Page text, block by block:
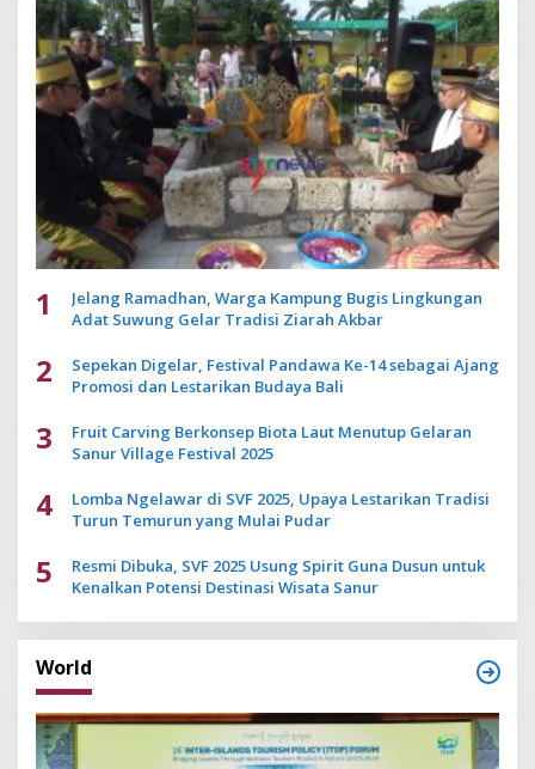
1
Jelang Ramadhan, Warga Kampung Bugis Lingkungan
Adat Suwung Gelar Tradisi Ziarah Akbar
2
Sepekan Digelar, Festival Pandawa Ke-14 sebagai Ajang
Promosi dan Lestarikan Budaya Bali
3
Fruit Carving Berkonsep Biota Laut Menutup Gelaran
Sanur Village Festival 2025
4
Lomba Ngelawar di SVF 2025, Upaya Lestarikan Tradisi
Turun Temurun yang Mulai Pudar
5
Resmi Dibuka, SVF 2025 Usung Spirit Guna Dusun untuk
Kenalkan Potensi Destinasi Wisata Sanur
World